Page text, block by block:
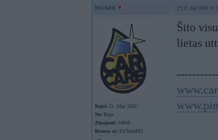
Wicked 27. Jan 2009,
Kopš: 21. May 2002
No: Rīga
Ziņojumi: 14869
Braucu ar: Z3/TeslaM3
Šito
lietas